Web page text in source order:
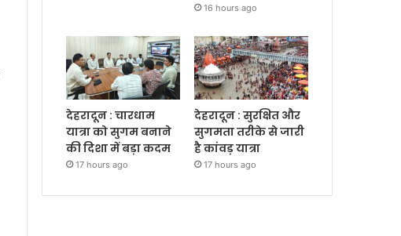
16 hours ago
देहरादून : चारधाम
यात्रा को सुगम बनाने
की दिशा में बड़ा कदम
17 hours ago
देहरादून : सुरक्षित और
सुगमता तरीके से जारी
है कांवड़ यात्रा
17 hours ago